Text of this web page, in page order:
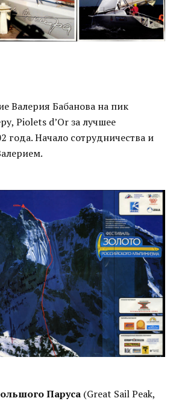
Валерия Бабанова на пик
Piolets d’Or за лучшее
года. Начало сотрудничества и
Паруса (Great Sail Pеаk,